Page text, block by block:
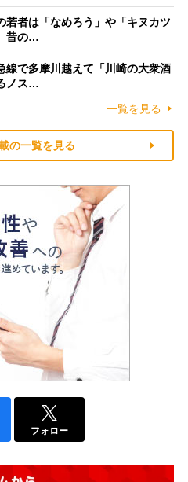
若者は「なめろう」や「キヌカツ
昔の…
線で多摩川越えて「川崎の大衆酒
ノス…
一覧を見る
の一覧を見る
フォロー